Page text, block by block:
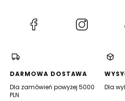
(Otwiera
nowej
DARMOWA DOSTAWA
Dla zamówień powyżej 5000
PLN
Dla